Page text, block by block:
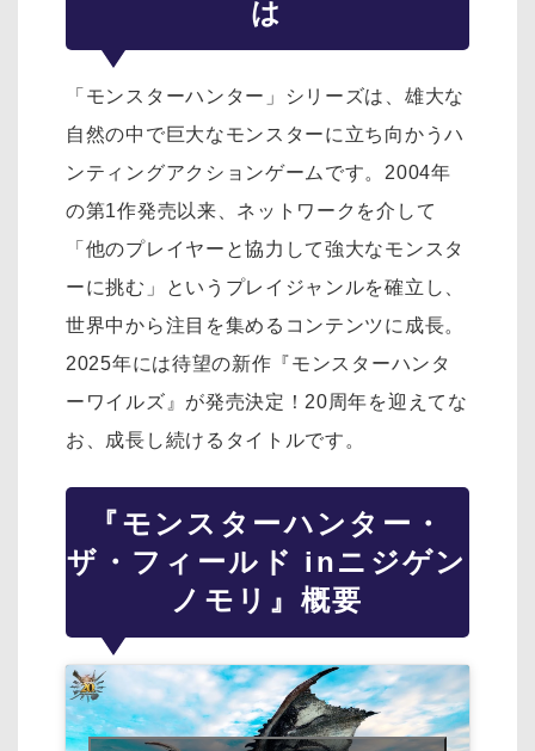
は
「モンスターハンター」シリーズは、雄大な
自然の中で巨大なモンスターに立ち向かうハ
ンティングアクションゲームです。2004年
の第1作発売以来、ネットワークを介して
「他のプレイヤーと協力して強大なモンスタ
ーに挑む」というプレイジャンルを確立し、
世界中から注目を集めるコンテンツに成長。
2025年には待望の新作『モンスターハンタ
ーワイルズ』が発売決定！20周年を迎えてな
お、成長し続けるタイトルです。
『モンスターハンター・
ザ・フィールド inニジゲン
ノモリ』概要